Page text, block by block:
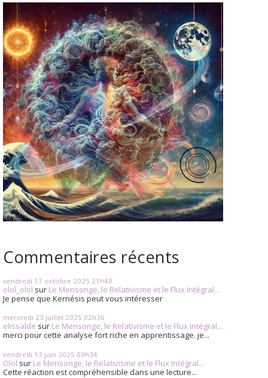
Commentaires récents
vendredi 17 octobre 2025 21h40
olol_olol sur Le Mensonge, le Relativisme et le Flux Intégral...
Je pense que Kernésis peut vous intéresser
mercredi 23 juillet 2025 02h36
elissalde sur Le Mensonge, le Relativisme et le Flux Intégral...
merci pour cette analyse fort riche en apprentissage. je...
vendredi 13 juin 2025 09h34
Olol sur Le Mensonge, le Relativisme et le Flux Intégral...
Cette réaction est compréhensible dans une lecture...